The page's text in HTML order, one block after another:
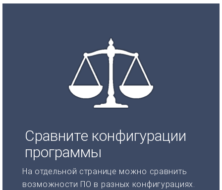
Сравните конфигурации
программы
На отдельной странице можно сравнить
возможности ПО в разных конфигурациях.